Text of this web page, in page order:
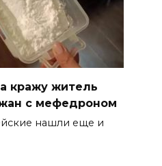
кражу житель
с мефедроном
нашли еще и